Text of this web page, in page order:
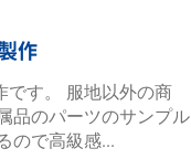
作
です。 服地以外の商
のパーツのサンプル
ので高級感...